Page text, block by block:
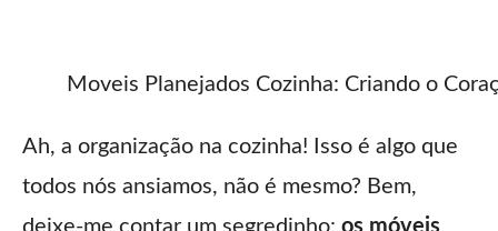
Moveis Planejados Cozinha: Criando o
Ah, a organização na cozinha! Isso é algo que
todos nós ansiamos, não é mesmo? Bem,
deixe-me contar um segredinho: os móveis